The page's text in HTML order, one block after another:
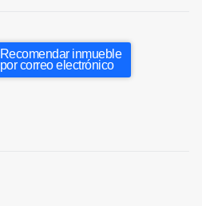
Recomendar inmueble
por correo electrónico